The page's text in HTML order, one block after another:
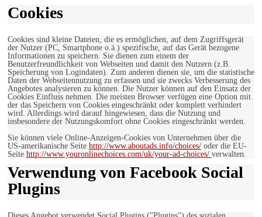
Cookies
Cookies sind kleine Dateien, die es ermöglichen, auf dem Zugriffsgerät
der Nutzer (PC, Smartphone o.ä.) spezifische, auf das Gerät bezogene
Informationen zu speichern. Sie dienen zum einem der
Benutzerfreundlichkeit von Webseiten und damit den Nutzern (z.B.
Speicherung von Logindaten). Zum anderen dienen sie, um die statistische
Daten der Webseitennutzung zu erfassen und sie zwecks Verbesserung des
Angebotes analysieren zu können. Die Nutzer können auf den Einsatz der
Cookies Einfluss nehmen. Die meisten Browser verfügen eine Option mit
der das Speichern von Cookies eingeschränkt oder komplett verhindert
wird. Allerdings wird darauf hingewiesen, dass die Nutzung und
insbesondere der Nutzungskomfort ohne Cookies eingeschränkt werden.
Sie können viele Online-Anzeigen-Cookies von Unternehmen über die
US-amerikanische Seite http://www.aboutads.info/choices/ oder die EU-
Seite http://www.youronlinechoices.com/uk/your-ad-choices/ verwalten.
Verwendung von Facebook Social
Plugins